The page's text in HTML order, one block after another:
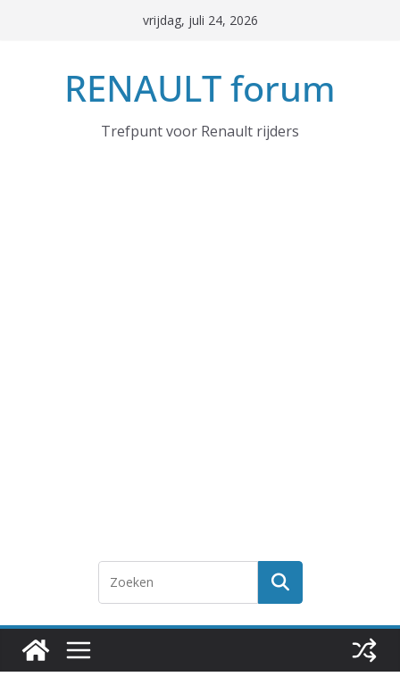
vrijdag, juli 24, 2026
RENAULT forum
Trefpunt voor Renault rijders